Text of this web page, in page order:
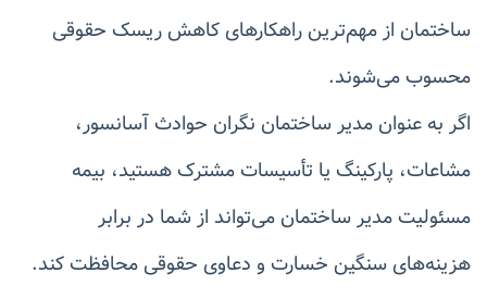
ساختمان از مهم‌ترین راهکارهای کاهش ریسک حقوقی
محسوب می‌شوند.
اگر به عنوان مدیر ساختمان نگران حوادث آسانسور،
مشاعات، پارکینگ یا تأسیسات مشترک هستید، بیمه
مسئولیت مدیر ساختمان می‌تواند از شما در برابر
هزینه‌های سنگین خسارت و دعاوی حقوقی محافظت کند.